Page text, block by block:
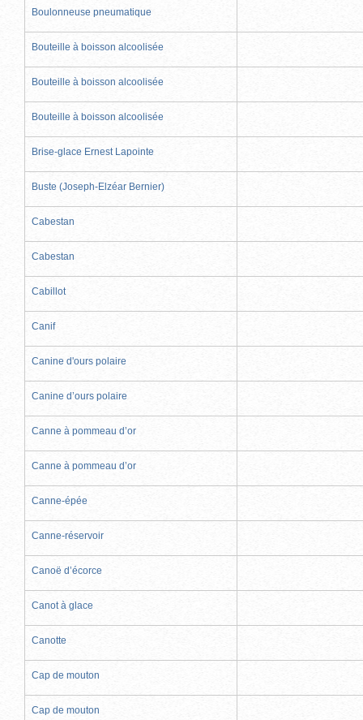
Boulonneuse pneumatique
Bouteille à boisson alcoolisée
Bouteille à boisson alcoolisée
Bouteille à boisson alcoolisée
Brise-glace Ernest Lapointe
Buste (Joseph-Elzéar Bernier)
Cabestan
Cabestan
Cabillot
Canif
Canine d'ours polaire
Canine d’ours polaire
Canne à pommeau d’or
Canne à pommeau d’or
Canne-épée
Canne-réservoir
Canoë d’écorce
Canot à glace
Canotte
Cap de mouton
Cap de mouton